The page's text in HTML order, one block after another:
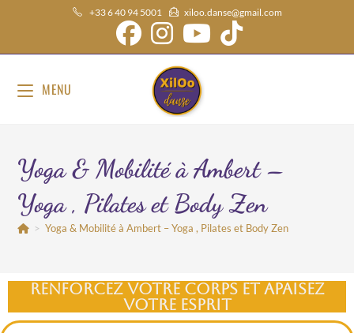
+33 6 40 94 5001 xiloo.danse@gmail.com
MENU
Yoga & Mobilité à Ambert –
Yoga , Pilates et Body Zen
> Yoga & Mobilité à Ambert – Yoga , Pilates et Body Zen
Renforcez votre corps et apaisez
votre esprit